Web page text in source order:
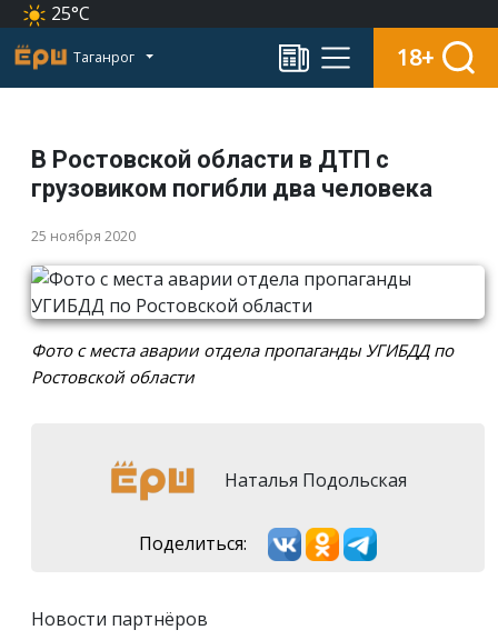
25°C
Таганрог 18+
В Ростовской области в ДТП с
грузовиком погибли два человека
25 ноября 2020
Фото с места аварии отдела пропаганды УГИБДД по
Ростовской области
Наталья Подольская
Поделиться:
Новости партнёров